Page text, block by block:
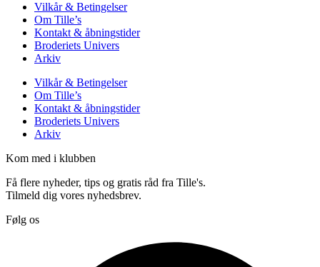
Vilkår & Betingelser
Om Tille’s
Kontakt & åbningstider
Broderiets Univers
Arkiv
Vilkår & Betingelser
Om Tille’s
Kontakt & åbningstider
Broderiets Univers
Arkiv
Kom med i klubben
Få flere nyheder, tips og gratis råd fra Tille's.
Tilmeld dig vores nyhedsbrev.
Følg os